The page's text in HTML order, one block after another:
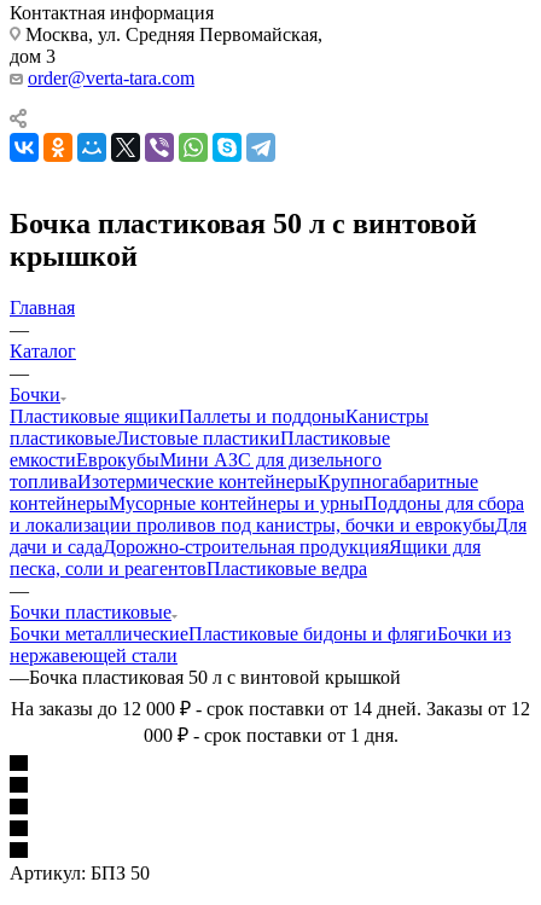
Контактная информация
Москва, ул. Средняя Первомайская,
дом 3
order@verta-tara.com
Бочка пластиковая 50 л с винтовой
крышкой
Главная
—
Каталог
—
Бочки
Пластиковые ящикиПаллеты и поддоныКанистры
пластиковыеЛистовые пластикиПластиковые
емкостиЕврокубыМини АЗС для дизельного
топливаИзотермические контейнерыКрупногабаритные
контейнерыМусорные контейнеры и урныПоддоны для сбора
и локализации проливов под канистры, бочки и еврокубыДля
дачи и садаДорожно-строительная продукцияЯщики для
песка, соли и реагентовПластиковые ведра
—
Бочки пластиковые
Бочки металлическиеПластиковые бидоны и флягиБочки из
нержавеющей стали
—Бочка пластиковая 50 л с винтовой крышкой
На заказы до 12 000 ₽ - срок поставки от 14 дней. Заказы от 12
000 ₽ - срок поставки от 1 дня.
Артикул: БПЗ 50